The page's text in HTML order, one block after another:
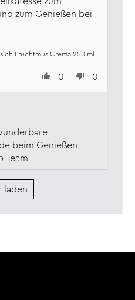
zum Genießen bei
0 0
beim Genießen.
Team
Fruchtmus Crema 250 ml
laden